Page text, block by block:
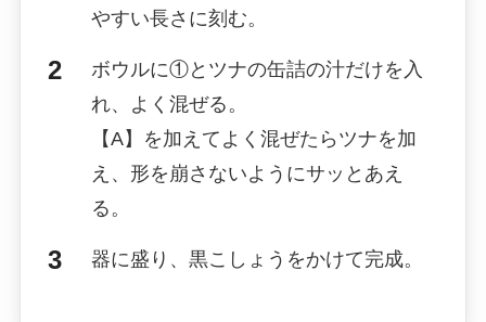
やすい長さに刻む。
ボウルに①とツナの缶詰の汁だけを入
れ、よく混ぜる。
【A】を加えてよく混ぜたらツナを加
え、形を崩さないようにサッとあえ
る。
器に盛り、黒こしょうをかけて完成。